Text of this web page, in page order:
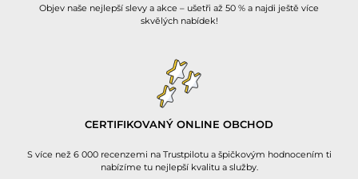
Objev naše nejlepší slevy a akce – ušetři až 50 % a najdi ještě více
skvělých nabídek!
CERTIFIKOVANÝ ONLINE OBCHOD
S více než 6 000 recenzemi na Trustpilotu a špičkovým hodnocením ti
nabízíme tu nejlepší kvalitu a služby.